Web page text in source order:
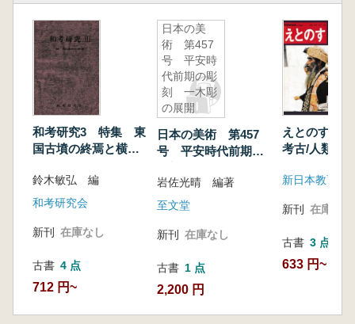
和考研究3 特集 東
国古墳の終焉と横穴
鈴木敏弘 編
和考研究会
新刊 在庫なし
古書 4 点
712 円~
日本の美
術 第457
号 平安時
代前期の彫
刻 一木彫
の展開
日本の美術 第457
号 平安時代前期の
岩佐光晴 編著
至文堂
新刊 在庫なし
古書 1 点
2,200 円
えとのす 民
考古/人類 4
新日本教育図
新刊 在庫なし
古書 3 点
633 円~